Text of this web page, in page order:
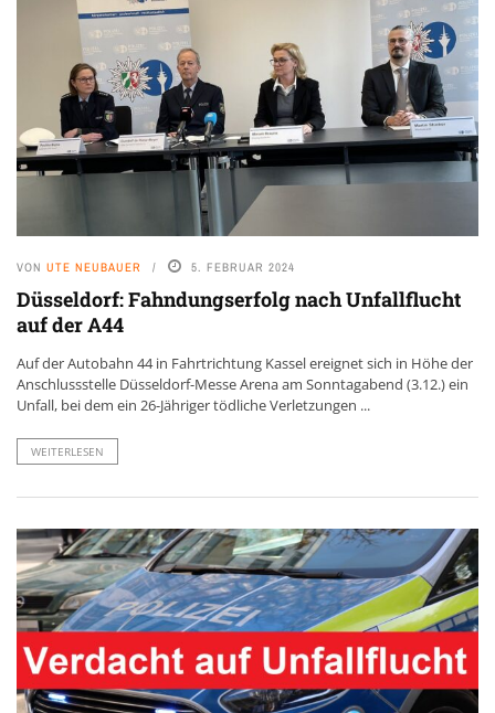
VON UTE NEUBAUER 5. FEBRUAR 2024
Düsseldorf: Fahndungserfolg nach Unfallflucht
auf der A44
Auf der Autobahn 44 in Fahrtrichtung Kassel ereignet sich in Höhe der
Anschlussstelle Düsseldorf-Messe Arena am Sonntagabend (3.12.) ein
Unfall, bei dem ein 26-Jähriger tödliche Verletzungen ...
WEITERLESEN